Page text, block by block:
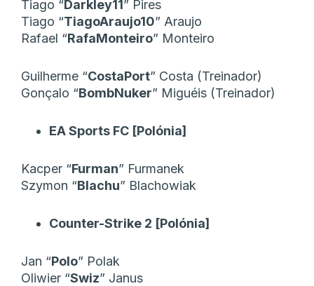
Tiago “Darkley11 ” Pires
Tiago “TiagoAraujo10” Araujo
Rafael “RafaMonteiro” Monteiro
Guilherme “CostaPort” Costa (Treinador)
Gonçalo “BombNuker” Miguéis (Treinador)
EA Sports FC [Polónia]
Kacper “Furman” Furmanek
Szymon “Blachu” Blachowiak
Counter-Strike 2 [Polónia]
Jan “Polo” Polak
Oliwier “Swiz” Janus